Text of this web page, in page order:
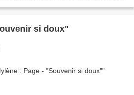
si doux"